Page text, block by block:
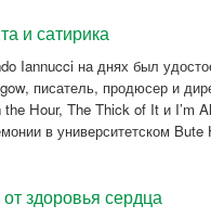
и сатирика
Iannucci на днях был
писатель, продюсер и
Hour, The Thick of It и I’m
в университетском Bute
здоровья сердца